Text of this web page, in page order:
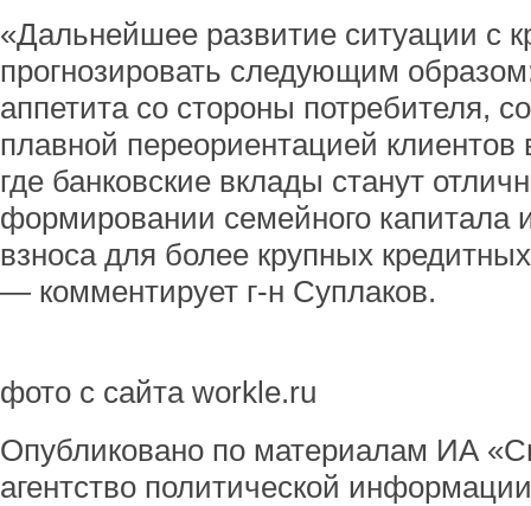
«Дальнейшее развитие ситуации с
прогнозировать следующим
аппетита со стороны потребителя,
плавной переориентацией клиентов
где банковские вклады станут
формировании семейного капитала
взноса для более крупных
— комментирует г-н Суплаков.
фото с сайта workle.ru
Опубликовано по материалам ИА
агентство политической